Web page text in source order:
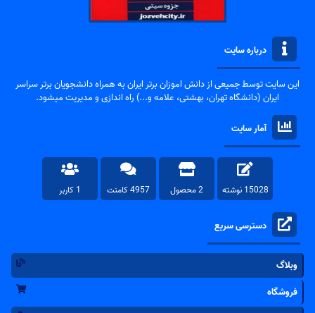
درباره سایت
این سایت توسط جمیعی از دانش اموزان برتر ایران به همراه دانشجویان برتر سراسر
ایران (دانشگاه تهران، بهشتی، علامه و...) راه اندازی و مدیریت میشود.
آمار سایت
15028 نوشته 2 محصول 4957 کامنت 1 کاربر
دسترسی سریع
وبلاگ
فروشگاه